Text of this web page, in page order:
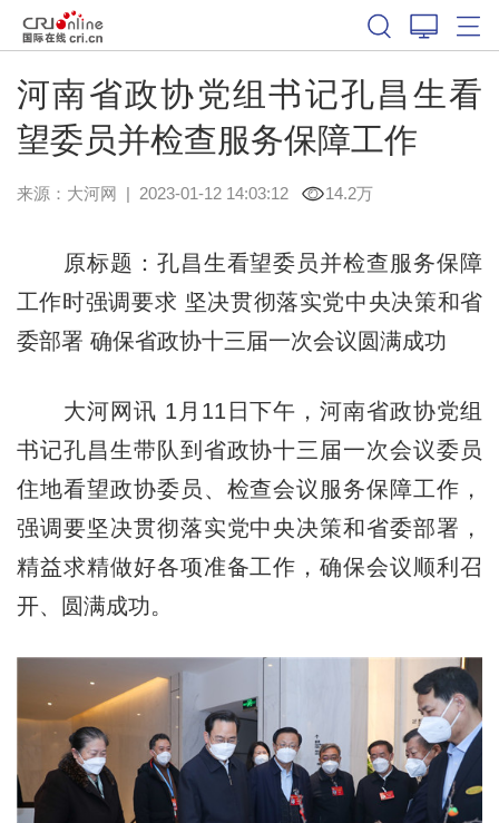
河南省政协党组书记孔昌生看
望委员并检查服务保障工作
来源： 大河网 | 2023-01-12 14:03:12 14.2万
原标题：孔昌生看望委员并检查服务保障
工作时强调要求 坚决贯彻落实党中央决策和省
委部署 确保省政协十三届一次会议圆满成功
大河网讯 1月11日下午，河南省政协党组
书记孔昌生带队到省政协十三届一次会议委员
住地看望政协委员、检查会议服务保障工作，
强调要坚决贯彻落实党中央决策和省委部署，
精益求精做好各项准备工作，确保会议顺利召
开、圆满成功。